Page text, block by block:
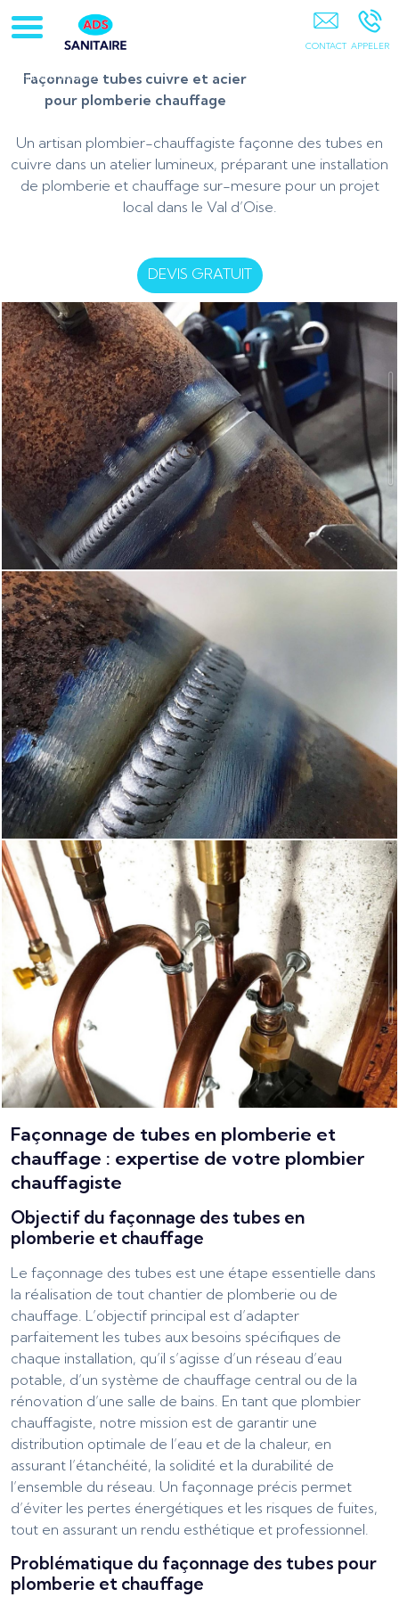
Artisan-Plombier-Chauffagiste-95-78-Chauffe-Eau-
L'aumone-Ennery-95
Façonnage tubes cuivre et acier
pour plomberie chauffage
Un artisan plombier-chauffagiste façonne des tubes en
cuivre dans un atelier lumineux, préparant une installation
de plomberie et chauffage sur-mesure pour un projet
local dans le Val d’Oise.
DEVIS GRATUIT
Façonnage de tubes en plomberie et
chauffage : expertise de votre plombier
chauffagiste
Objectif du façonnage des tubes en
plomberie et chauffage
Le façonnage des tubes est une étape essentielle dans
la réalisation de tout chantier de plomberie ou de
chauffage. L’objectif principal est d’adapter
parfaitement les tubes aux besoins spécifiques de
chaque installation, qu’il s’agisse d’un réseau d’eau
potable, d’un système de chauffage central ou de la
rénovation d’une salle de bains. En tant que plombier
chauffagiste, notre mission est de garantir une
distribution optimale de l’eau et de la chaleur, en
assurant l’étanchéité, la solidité et la durabilité de
l’ensemble du réseau. Un façonnage précis permet
d’éviter les pertes énergétiques et les risques de fuites,
tout en assurant un rendu esthétique et professionnel.
Problématique du façonnage des tubes pour
plomberie et chauffage